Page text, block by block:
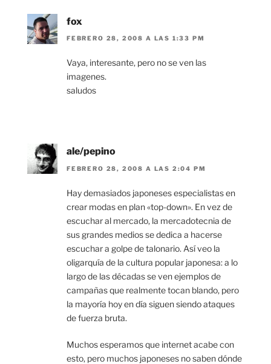
fox
FEBRERO 28, 2008 A LAS 1:33 PM
Vaya, interesante, pero no se ven las
imagenes.
saludos
ale/pepino
FEBRERO 28, 2008 A LAS 2:04 PM
Hay demasiados japoneses especialistas en
crear modas en plan «top-down». En vez de
escuchar al mercado, la mercadotecnia de
sus grandes medios se dedica a hacerse
escuchar a golpe de talonario. Así veo la
oligarquía de la cultura popular japonesa: a lo
largo de las décadas se ven ejemplos de
campañas que realmente tocan blando, pero
la mayoría hoy en día siguen siendo ataques
de fuerza bruta.
Muchos esperamos que internet acabe con
esto, pero muchos japoneses no saben dónde